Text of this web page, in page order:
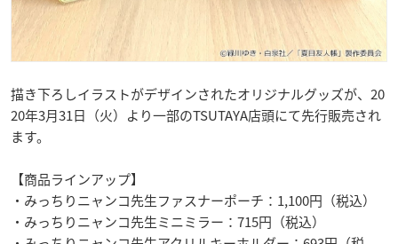
描き下ろしイラストがデザインされたオリジナルグッズが、20
20年3月31日（火）より一部のTSUTAYA店頭にて先行販売され
ます。
【商品ラインアップ】
・みっちりニャンコ先生ファスナーポーチ：1,100円（税込）
・みっちりニャンコ先生ミニミラー：715円（税込）